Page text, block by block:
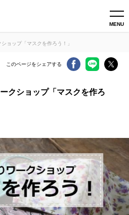
MENU
ョップ「マスクを作ろう！」
このページをシェアする
クショップ「マスクを作ろ